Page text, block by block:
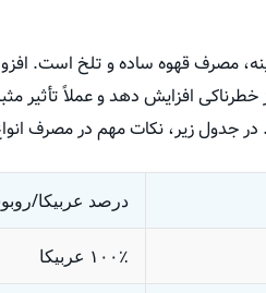
مصرف قهوه ساده و تلخ است.
افزایش دهد و عملاً تأثیر
در جدول زیر، نکات مهم در مصرف
درصد عربیکا/
۱۰۰٪ عربیکا